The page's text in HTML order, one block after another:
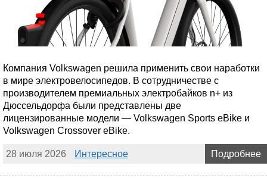
Компания Volkswagen решила применить свои наработки
в мире электровелосипедов. В сотрудничестве с
производителем премиальных электробайков n+ из
Дюссельдорфа были представлены две
лицензированные модели — Volkswagen Sports eBike и
Volkswagen Crossover eBike.
28 июля 2026 Интересное Подробнее